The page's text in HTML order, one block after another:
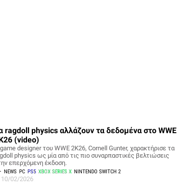
ragdoll physics αλλάζουν τα δεδομένα στο WWE
(video)
designer του WWE 2K26, Cornell Gunter, χαρακτήρισε τα
physics ως μία από τις πιο συναρπαστικές βελτιώσεις
επερχόμενη έκδοση.
NEWS PC PS5 XBOX SERIES X NINTENDO SWITCH 2
10/02/2026